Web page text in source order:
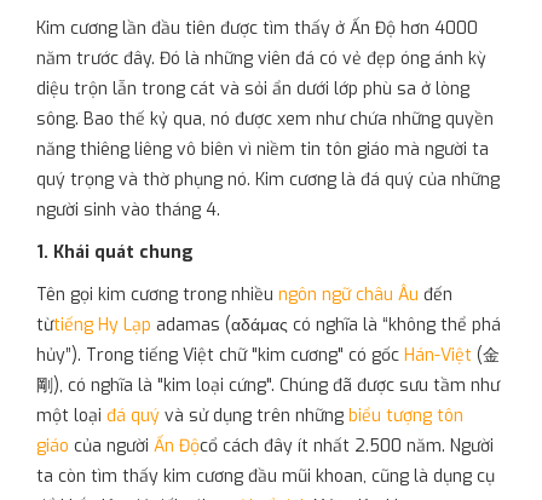
Kim cương lần đầu tiên được tìm thấy ở Ấn Độ hơn 4000
năm trước đây. Đó là những viên đá có vẻ đẹp óng ánh kỳ
diệu trộn lẫn trong cát và sỏi ẩn dưới lớp phù sa ở lòng
sông. Bao thế kỷ qua, nó được xem như chứa những quyền
năng thiêng liêng vô biên vì niềm tin tôn giáo mà người ta
quý trọng và thờ phụng nó. Kim cương là đá quý của những
người sinh vào tháng 4.
1. Khái quát chung
Tên gọi kim cương trong nhiều ngôn ngữ châu Âu đến
từtiếng Hy Lạp adamas (αδάμας có nghĩa là “không thể phá
hủy”). Trong tiếng Việt chữ "kim cương" có gốc Hán-Việt (金
剛), có nghĩa là "kim loại cứng". Chúng đã được sưu tầm như
một loại đá quý và sử dụng trên những biểu tượng tôn
giáo của người Ấn Độcổ cách đây ít nhất 2.500 năm. Người
ta còn tìm thấy kim cương đầu mũi khoan, cũng là dụng cụ